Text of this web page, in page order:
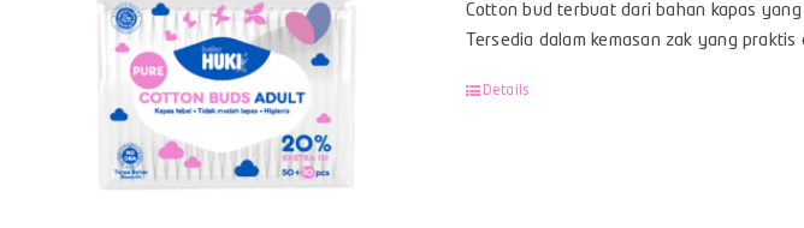
Cotton bud terbuat dari bahan kapas
Tersedia dalam kemasan zak yang
Details